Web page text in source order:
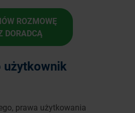
ROZMOWĘ
DORADCĄ
użytkownik
prawa użytkowania